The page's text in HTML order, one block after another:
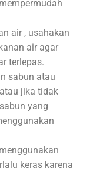
air , usahakan
air agar
terlepas.
sabun atau
jika tidak
yang
keras karena